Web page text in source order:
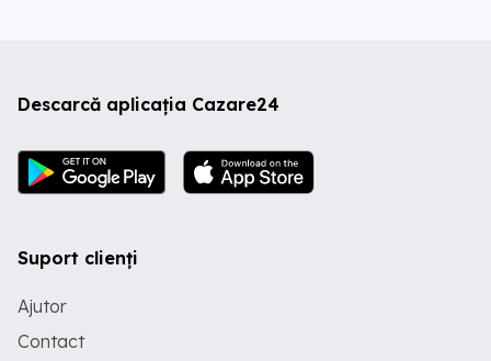
Descarcă aplicația Cazare24
Suport clienți
Ajutor
Contact